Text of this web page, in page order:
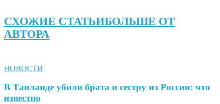
СХОЖИЕ СТАТЬИБОЛЬШЕ ОТ
АВТОРА
НОВОСТИ
В Таиланде убили брата и сестру из России: что
известно